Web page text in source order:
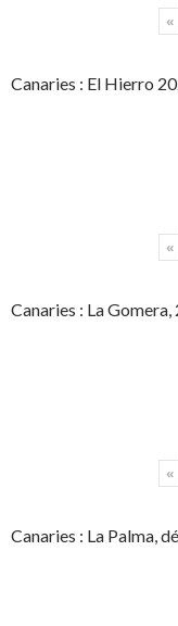
«
Canaries : El Hierro
«
Canaries : La Gomera,
«
Canaries : La Palma,